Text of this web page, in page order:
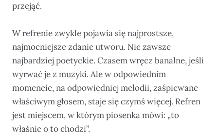
przejąć.
W refrenie zwykle pojawia się najprostsze,
najmocniejsze zdanie utworu. Nie zawsze
najbardziej poetyckie. Czasem wręcz banalne, jeśli
wyrwać je z muzyki. Ale w odpowiednim
momencie, na odpowiedniej melodii, zaśpiewane
właściwym głosem, staje się czymś więcej. Refren
jest miejscem, w którym piosenka mówi: „to
właśnie o to chodzi”.